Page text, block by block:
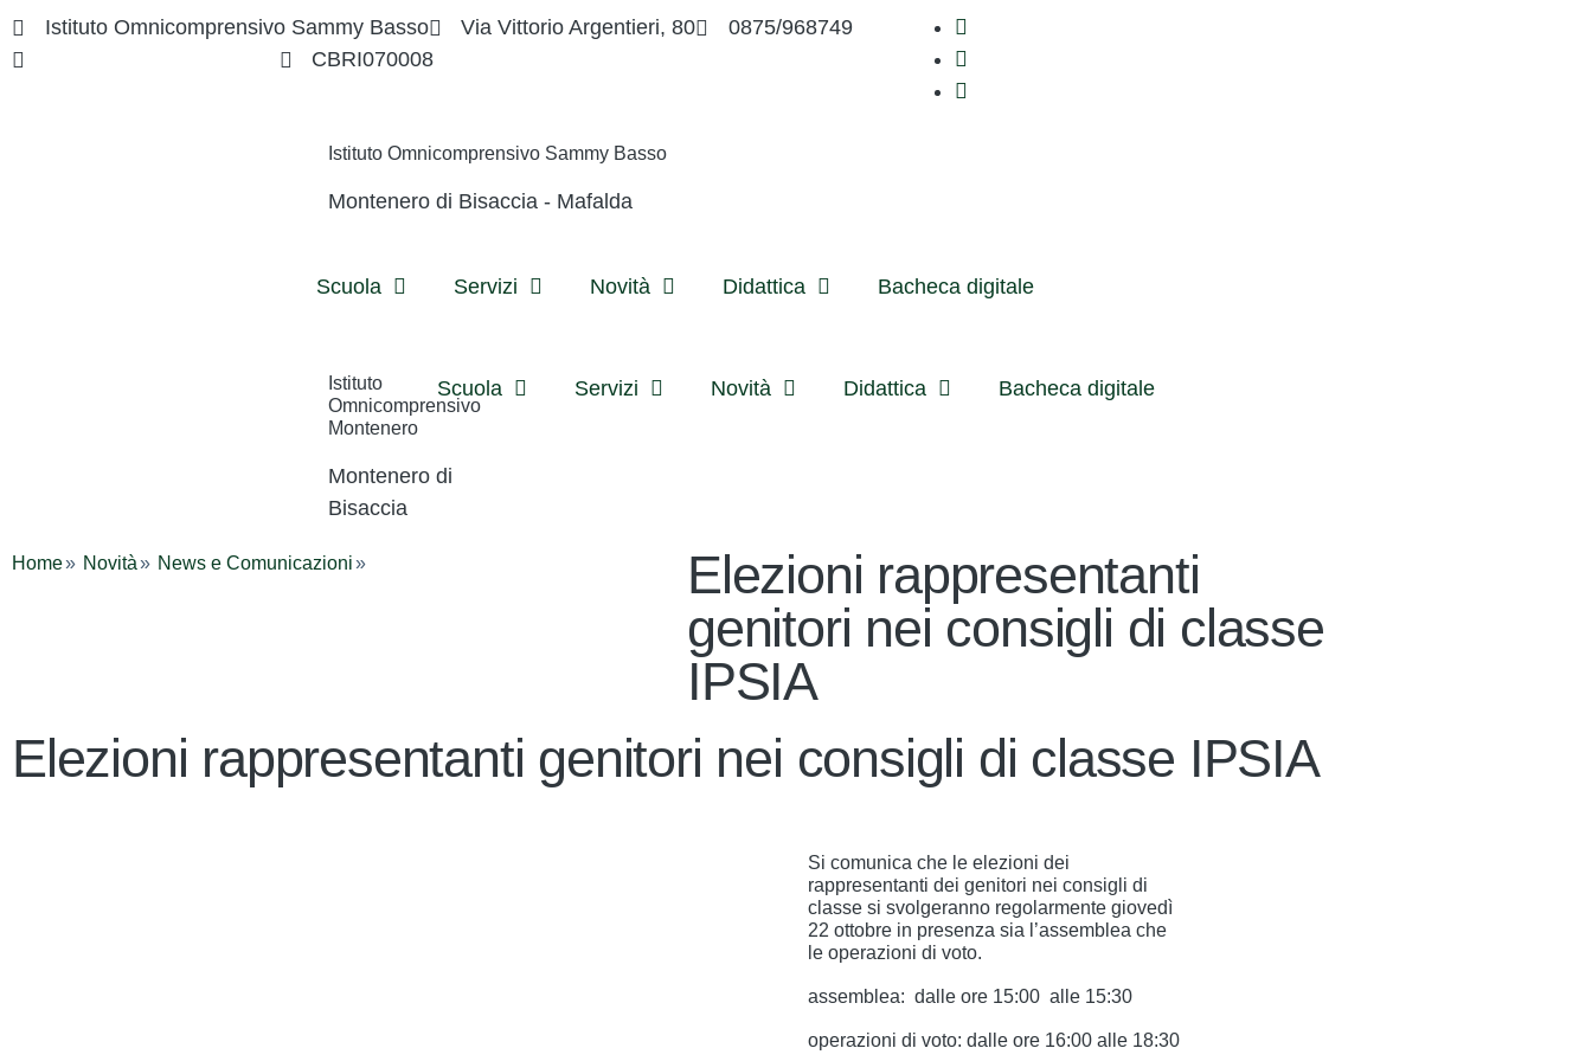
Istituto Omnicomprensivo Sammy Basso Via Vittorio Argentieri, 80
0875/968749
CBRI070008
Istituto Omnicomprensivo Sammy Basso
Montenero di Bisaccia - Mafalda
Scuola Servizi Novità Didattica Bacheca digitale
Istituto
Omnicomprensivo
Montenero
Montenero di
Bisaccia
Scuola Servizi Novità Didattica
Bacheca digitale
Home Novità News e Comunicazioni
Elezioni rappresentanti
genitori nei consigli di classe
IPSIA
Elezioni rappresentanti genitori nei consigli di classe IPSIA
Si comunica che le elezioni dei
rappresentanti dei genitori nei consigli di
classe si svolgeranno regolarmente giovedì
22 ottobre in presenza sia l’assemblea che
le operazioni di voto.
assemblea: dalle ore 15:00 alle 15:30
operazioni di voto: dalle ore 16:00 alle 18:30